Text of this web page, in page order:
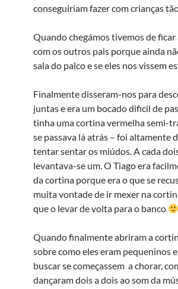
conseguiriam fazer com crianças
Quando chegámos tivemos de
com os outros pais porque ainda
sala do palco e se eles nos vissem
Finalmente disseram-nos para
juntas e era um bocado dificil de
tinha uma cortina vermelha semi-
se passava lá atrás – foi altamente
tentar sentar os miúdos. A cada
levantava-se um. O Tiago era
da cortina porque era o que se
muita vontade de ir mexer na
que o levar de volta para o banco
Quando finalmente abriram a
sobre como eles eram pequeninos
buscar se começassem a chorar,
dançaram dois a dois ao som da